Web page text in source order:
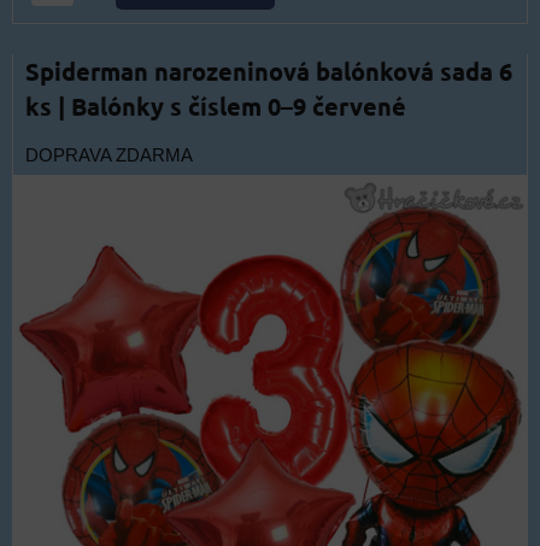
Spiderman narozeninová balónková sada 6
ks | Balónky s číslem 0–9 červené
DOPRAVA ZDARMA